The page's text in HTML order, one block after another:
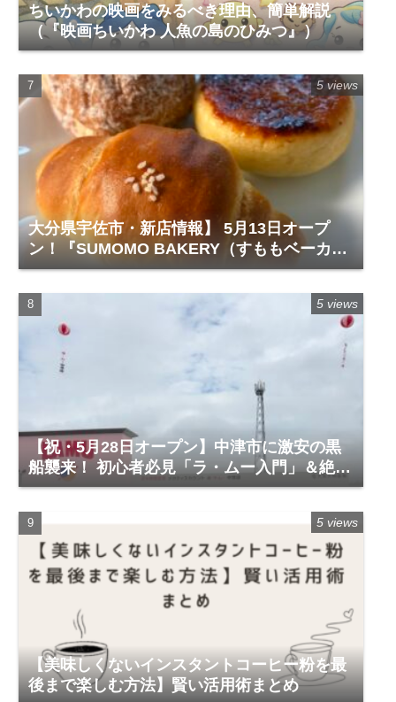
ちいかわの映画をみるべき理由、簡単解説
（『映画ちいかわ 人魚の島のひみつ』）
大分県宇佐市・新店情報】 5月13日オープ
ン！『SUMOMO BAKERY（すももベーカリ
ー）』レビュー
5 views
【祝・5月28日オープン】中津市に激安の黒
船襲来！ 初心者必見「ラ・ムー入門」＆絶対
に買うべき神商品
5 views
【美味しくないインスタントコーヒー粉を最
後まで楽しむ方法】賢い活用術まとめ
5 views